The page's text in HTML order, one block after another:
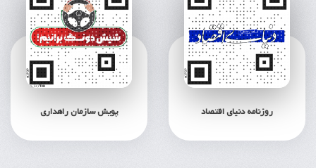
روزنامه دنیای اقتصاد پویش سازمان راهداری